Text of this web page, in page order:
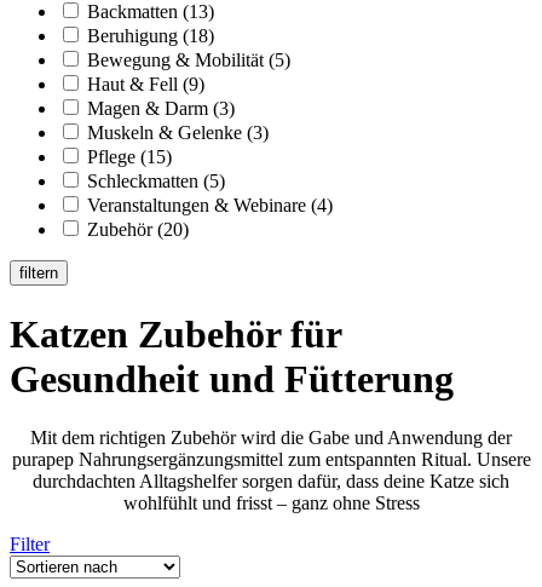
Backmatten (13)
Beruhigung (18)
Bewegung & Mobilität(5)
Haut & Fell (9)
Magen & Darm (3)
Muskeln & Gelenke (3)
Pflege (15)
Schleckmatten (5)
Veranstaltungen & Webinare (4)
Zubehör(20)
filtern
Katzen Zubehör für
Gesundheit und Fütterung
Mit dem richtigen Zubehör wird die Gabe und Anwendung der
purapep Nahrungsergänzungsmittel zum entspannten Ritual. Unsere
durchdachten Alltagshelfer sorgen dafür, dass deine Katze sich
wohlfühlt und frisst – ganz ohne Stress
Filter